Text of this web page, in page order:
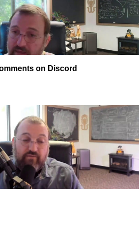
on Discord